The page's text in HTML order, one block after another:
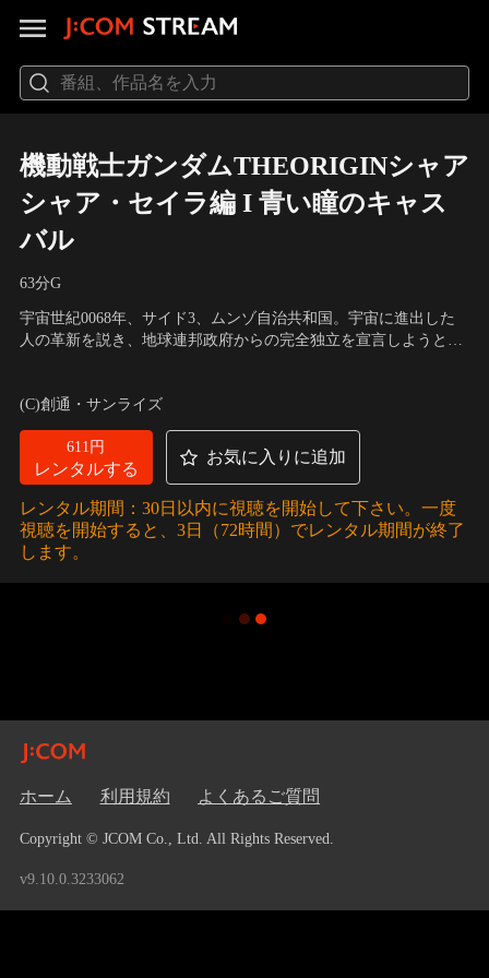
機動戦士ガンダムTHEORIGINシャア
シャア・セイラ編 I 青い瞳のキャス
バル
63分G
宇宙世紀0068年、サイド3、ムンゾ自治共和国。宇宙に進出した
人の革新を説き、地球連邦政府からの完全独立を宣言しようとし
ンの側近ジンバ・ラル。
ビ） 他
(C)創通・サンライズ
611円
レンタルする
お気に入りに追加
レンタル期間：30日以内に視聴を開始して下さい。一度
視聴を開始すると、3日（72時間）でレンタル期間が終了
します。
ホーム 利用規約 よくあるご質問
Copyright © JCOM Co., Ltd. All Rights Reserved.
v9.10.0.3233062